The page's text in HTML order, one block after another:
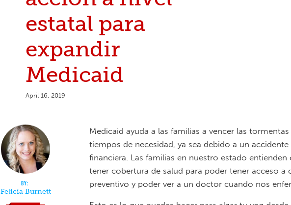
estatal para
expandir
Medicaid
April 16, 2019
Felicia Burnett
Medicaid ayuda a las familias a vencer las
tiempos de necesidad, ya sea debido a un
financiera. Las familias en nuestro estado entienden
tener cobertura de salud para poder tener acceso a
preventivo y poder ver a un doctor cuando nos